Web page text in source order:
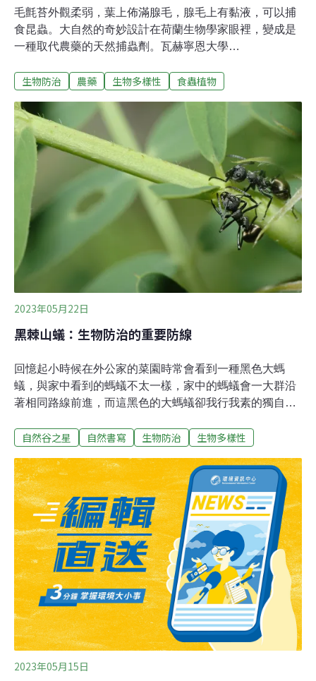
毛氈苔外觀柔弱，葉上佈滿腺毛，腺毛上有黏液，可以捕
食昆蟲。大自然的奇妙設計在荷蘭生物學家眼裡，變成是
一種取代農藥的天然捕蟲劑。瓦赫寧恩大學
University）聯手開發了一款創新捕蟲劑。他們以植物食用
葉片上。模仿毛氈苔這類食蟲植物的黏蟲液滴，抓住小害
蟲。借鏡食蟲植物 除蟲新妙招隨著全球糧食需求攀升，在
過去30年間，化學農藥使用量暴增了50%，危害野生動物
與人類健康。但是，不用農藥可能導致農糧減產，也是另
一種危機。萊頓生物研究所的博士生比爾曼（Thijs
Bierman）跟同事以毛氈苔為構想，研發出植物油做成的
捕蟲劑。他們將這種黏稠液噴灑在葉片上，試驗能否捕獲
西方花薊馬（學名：Frankliniella occidentalis）。這種體
型很小的害蟲會危害500多種蔬菜
生物防治 農藥 生物多樣性 食蟲植物
2023年05月22日
黑棘山蟻：生物防治的重要防線
回憶起小時候在外公家的菜園時常會看到一種黑色大螞
蟻，與家中看到的螞蟻不太一樣，家中的螞蟻會一大群沿
著相同路線前進，而這黑色的大螞蟻卻我行我素的獨自行
人很痛的解答，而這個疑問也一直存在我心中。來到自然
認真的敲碎原先作為護坡但歷經風霜而腐化的舊竹子時，
忽然有人呼喊著：「有螞蟻，有一大群又黑又大的螞
蟻。」上前仔細觀察後，發現竟然就是在外公家看到過的
黑色大螞蟻，在妥善安撫志工的情緒後，同事端詳起了這
群黑色大螞蟻，一會後說：「這是黑棘山蟻。」這瞬間解
開了我心中多年的疑問，就讓我們一起認識黑棘山蟻吧！
自然谷的一草一木都有其存在的價值，鋸開一根橫躺在自
然谷步道上的倒木後，黑棘山蟻逃竄而出，原來是我們破
壞了黑棘山蟻們的巢穴，將桫欏輕移置步道旁，希望黑棘
山蟻們可以繼續使用這根桫欏。（影片來源：台灣第一自
然股。
自然谷之星 自然書寫 生物防治 生物多樣性
2023年05月15日